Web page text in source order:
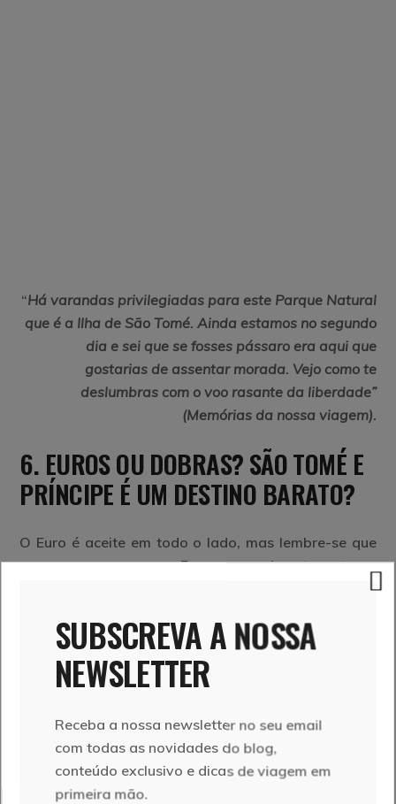
“Há varandas privilegiadas para este Parque Natural
que é a Ilha de São Tomé. Ainda estamos no segundo
dia e sei que se fosses pássaro era aqui que
gostarias de assentar morada. Vejo como te
deslumbras com o voo rasante da liberdade”
(Memórias da nossa viagem).
6. EUROS OU DOBRAS?SÃO TOMÉ E
PRÍNCIPE É UM DESTINO BARATO?
O Euro é aceite em todo o lado, mas lembre-se que
sempre que pagar em Euros, normalmente, o troco
será em dobras. A Dobra é a moeda local e 1 Euro
Vão ter de viajar tipo “tio patinhas”, porque não
existem caixas multibanco (exceto os de bancos
questão. O pagamento com cartão de crédito é
possível, ainda que não esteja disponível em todos
os lugares, ao que acresce as taxas bancárias
elevadíssimas.
SUBSCREVA A NOSSA
NEWSLETTER
Receba a nossa newsletter no seu email
com todas as novidades do blog,
conteúdo exclusivo e dicas de viagem em
primeira mão.